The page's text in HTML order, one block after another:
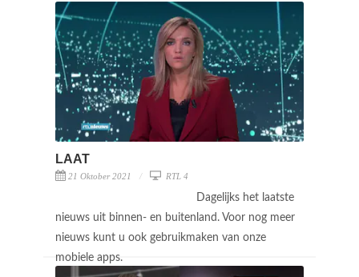
LAAT
21 Oktober 2021 RTL 4
Dagelijks het laatste
nieuws uit binnen- en buitenland. Voor nog meer
nieuws kunt u ook gebruikmaken van onze
mobiele apps.